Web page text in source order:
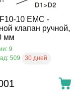
10 EMC -
клапан ручной,
мм
9
509
30 дней